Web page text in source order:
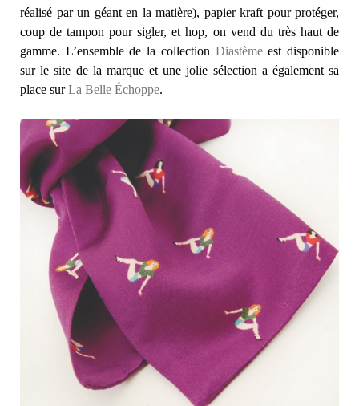
réalisé par un géant en la matière), papier kraft pour protéger,
coup de tampon pour sigler, et hop, on vend du très haut de
gamme. L’ensemble de la collection Diastèmeest disponible
sur le site de la marque et une jolie sélection a également sa
place surLa Belle Échoppe.